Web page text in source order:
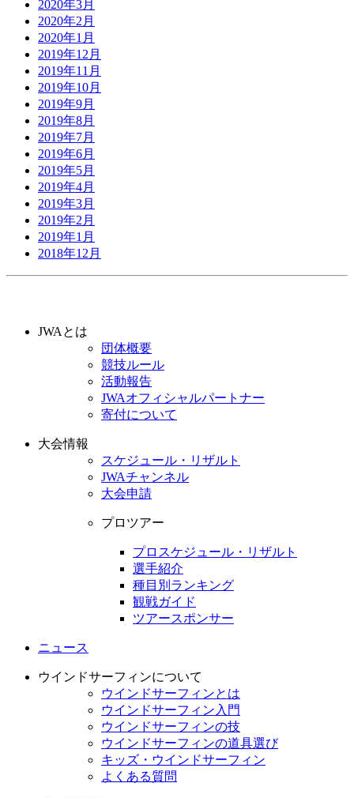
2020年3月
2020年2月
2020年1月
2019年12月
2019年11月
2019年10月
2019年9月
2019年8月
2019年7月
2019年6月
2019年5月
2019年4月
2019年3月
2019年2月
2019年1月
2018年12月
JWAとは
団体概要
競技ルール
活動報告
JWAオフィシャルパートナー
寄付について
大会情報
スケジュール・リザルト
JWAチャンネル
大会申請
プロツアー
プロスケジュール・リザルト
選手紹介
種目別ランキング
観戦ガイド
ツアースポンサー
ニュース
ウインドサーフィンについて
ウインドサーフィンとは
ウインドサーフィン入門
ウインドサーフィンの技
ウインドサーフィンの道具選び
キッズ・ウインドサーフィン
よくある質問